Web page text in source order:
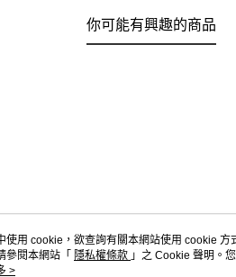
你可能有興趣的商品
關於我們
使用 cookie，欲查詢有關本網站使用 cookie
參閱本網站「 隱私權條款 」之 Cookie 聲明。
。
>